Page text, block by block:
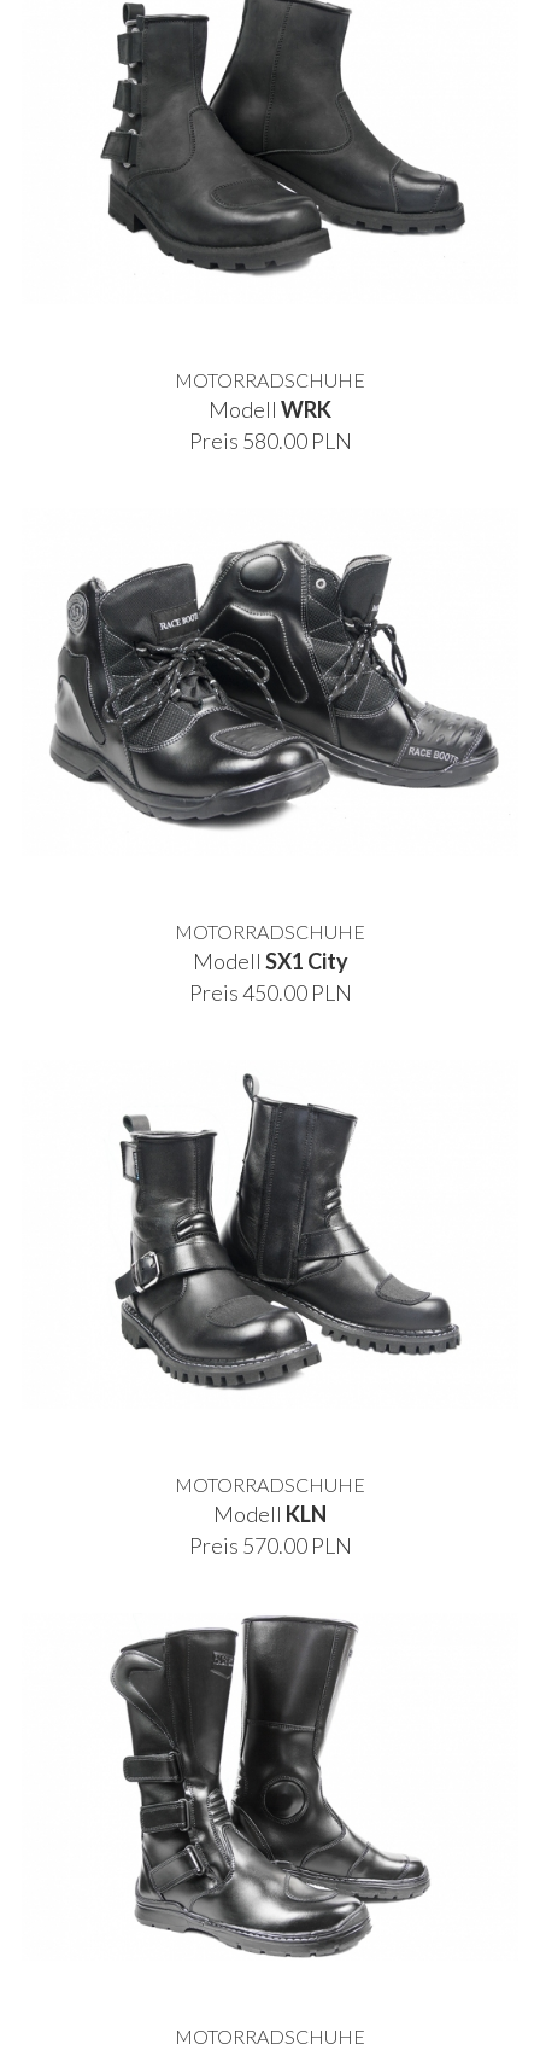
MOTORRADSCHUHE
Modell WRK
Preis 580.00 PLN
MOTORRADSCHUHE
Modell SX1 City
Preis 450.00 PLN
MOTORRADSCHUHE
Modell KLN
Preis 570.00 PLN
MOTORRADSCHUHE